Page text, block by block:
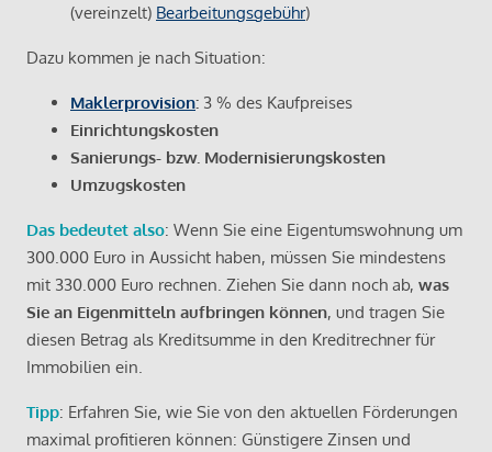
(vereinzelt) Bearbeitungsgebühr)
Dazu kommen je nach Situation:
Maklerprovision: 3 % des Kaufpreises
Einrichtungskosten
Sanierungs- bzw. Modernisierungskosten
Umzugskosten
Das bedeutet also: Wenn Sie eine Eigentumswohnung um
300.000 Euro in Aussicht haben, müssen Sie mindestens
mit 330.000 Euro rechnen. Ziehen Sie dann noch ab, was
Sie an Eigenmitteln aufbringen können, und tragen Sie
diesen Betrag als Kreditsumme in den Kreditrechner für
Immobilien ein.
Tipp: Erfahren Sie, wie Sie von den aktuellen Förderungen
maximal profitieren können: Günstigere Zinsen und